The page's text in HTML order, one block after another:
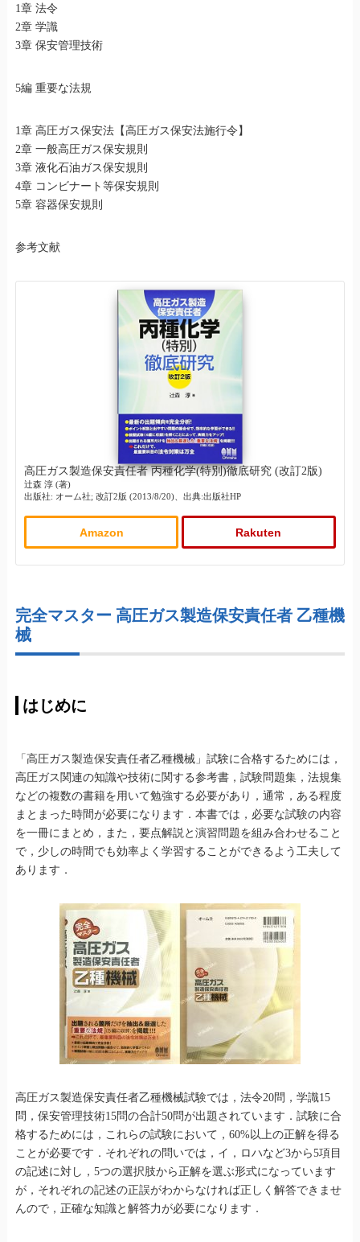
1章 法令
2章 学識
3章 保安管理技術
5編 重要な法規
1章 高圧ガス保安法【高圧ガス保安法施行令】
2章 一般高圧ガス保安規則
3章 液化石油ガス保安規則
4章 コンビナート等保安規則
5章 容器保安規則
参考文献
高圧ガス製造保安責任者 丙種化学(特別)徹底研究 (改訂2版)
辻森 淳 (著)
出版社: オーム社; 改訂2版 (2013/8/20)、出典:出版社HP
Amazon Rakuten
完全マスター 高圧ガス製造保安責任者 乙種機
械
はじめに
「高圧ガス製造保安責任者乙種機械」試験に合格するためには，
高圧ガス関連の知識や技術に関する参考書，試験問題集，法規集
などの複数の書籍を用いて勉強する必要があり，通常，ある程度
まとまった時間が必要になります．本書では，必要な試験の内容
を一冊にまとめ，また，要点解説と演習問題を組み合わせること
で，少しの時間でも効率よく学習することができるよう工夫して
あります．
高圧ガス製造保安責任者乙種機械試験では，法令20問，学識15
問，保安管理技術15問の合計50問が出題されています．試験に合
格するためには，これらの試験において，60%以上の正解を得る
ことが必要です．それぞれの問いでは，イ，ロハなど3から5項目
の記述に対し，5つの選択肢から正解を選ぶ形式になっています
が，それぞれの記述の正誤がわからなければ正しく解答できませ
んので，正確な知識と解答力が必要になります．